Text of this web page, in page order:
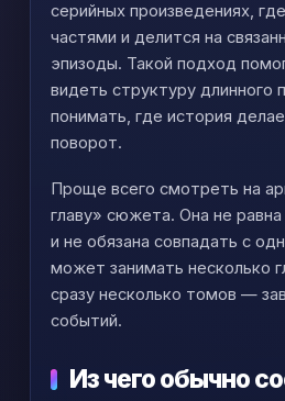
серийных произведениях,
частями и делится на
эпизоды. Такой подход
видеть структуру длинного
понимать, где история
поворот.
Проще всего смотреть на
главу» сюжета. Она не равна
и не обязана совпадать с
может занимать несколько
сразу несколько томов —
событий.
Из чего обычно